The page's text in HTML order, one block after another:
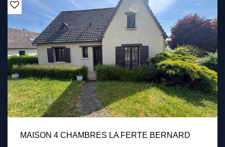
MAISON 4 CHAMBRES LA FERTE BERNARD